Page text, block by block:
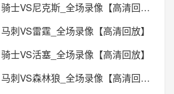
2026年05月20日 骑士VS尼克斯_全场录像【高清回放】
刺VS雷霆_全场录像【高清回放】
士VS活塞_全场录像【高清回放】
2026年05月16日 马刺VS森林狼_全场录像【高清回放】